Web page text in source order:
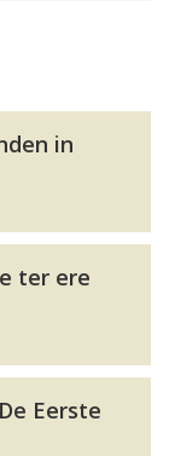
in
ter ere
Eerste